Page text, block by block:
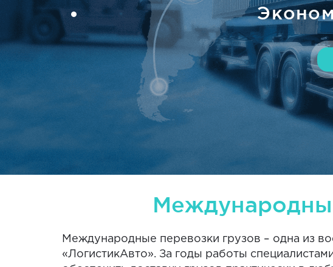
Международные перевозки грузов – одна из
«ЛогистикАвто». За годы работы